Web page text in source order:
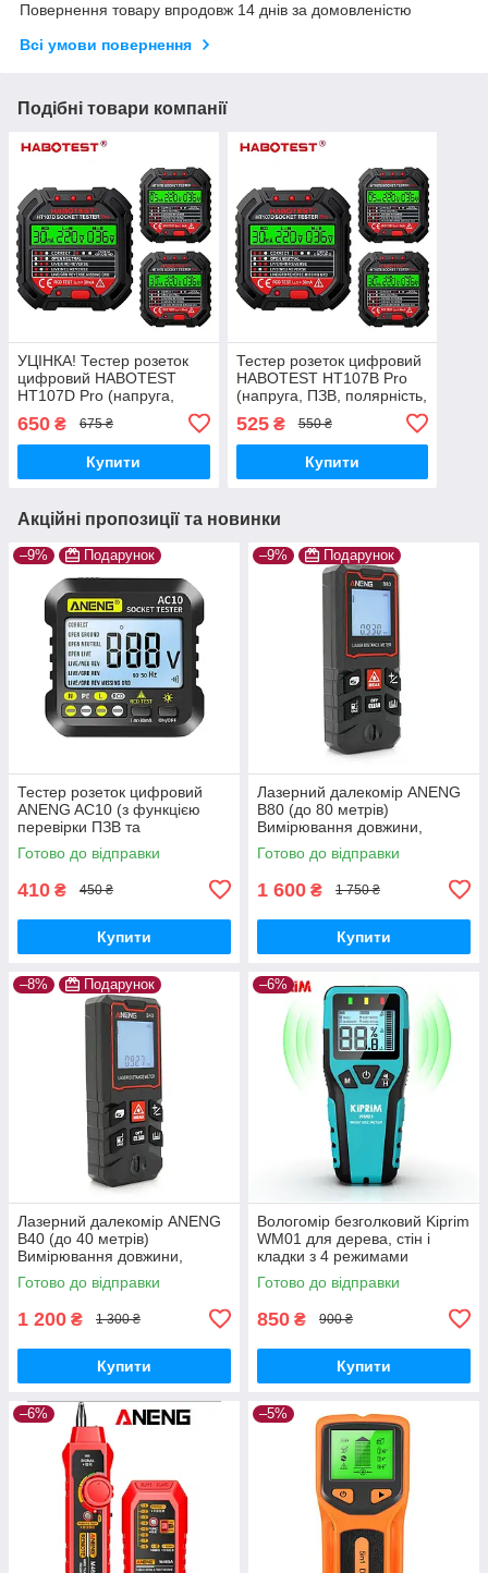
Повернення товару впродовж 14 днів за домовленістю
Всі умови повернення
Подібні товари компанії
УЦІНКА! Тестер розеток
цифровий HABOTEST
HT107D Pro (напруга,
заземлення)
650 ₴ 675 ₴
Купити
Тестер розеток цифровий
HABOTEST HT107B Pro
(напруга, ПЗВ, полярність,
заземлення) (US версія +
перехідник на EU)
525₴ 550 ₴
Купити
Акційні пропозиції та новинки
–9% Подарунок
Тестер розеток цифровий
ANENG AC10 (з функцією
перевірки ПЗВ та
вольтметром)
Готово до відправки
410 ₴ 450 ₴
Купити
–9% Подарунок
Лазерний далекомір ANENG
B80 (до 80 метрів)
Вимірювання довжини,
площі, обсягу
Готово до відправки
1 600 ₴ 1 750 ₴
Купити
–8% Подарунок
Лазерний далекомір ANENG
B40 (до 40 метрів)
Вимірювання довжини,
площі, обсягу
Готово до відправки
1 200 ₴ 1 300 ₴
Купити
–6%
Вологомір безголковий Kiprim
WM01 для дерева, стін і
кладки з 4 режимами
Готово до відправки
850 ₴ 900 ₴
Купити
–6% –5%